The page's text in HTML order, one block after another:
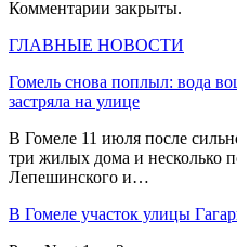
Комментарии закрыты.
ГЛАВНЫЕ НОВОСТИ
Гомель снова поплыл: вода
застряла на улице
В Гомеле 11 июля после
три жилых дома и несколько
Лепешинского и…
В Гомеле участок улицы